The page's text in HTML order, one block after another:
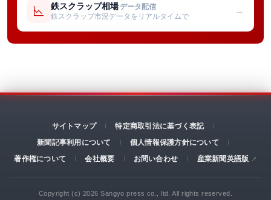
鉄スクラップ相場 データ配信
鉄スクラップ市況データをリアルタイムで
→
サイトマップ
特定商取引法に基づく表記
新聞記事利用について
個人情報保護方針について
著作権について
会社概要 お問い合わせ 産業新聞英語版
Copyright (c) 2026 Sangyo press co., ltd. All rights reserved.